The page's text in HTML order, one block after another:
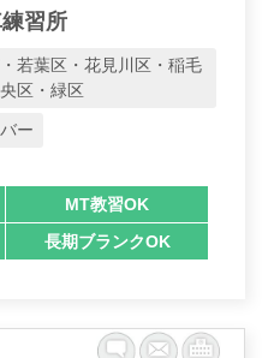
習所
若葉区・花見川区・稲毛
区・緑区
ー
MT教習OK
長期ブランクOK